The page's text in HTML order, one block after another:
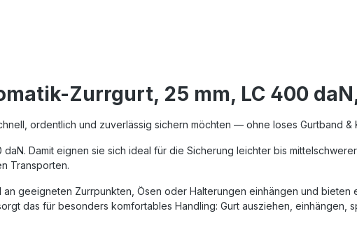
Zurrgurt, 25 mm, LC 400
ordentlich und zuverlässig sichern möchten — ohne loses Gurtband &
Damit eignen sie sich ideal für die Sicherung leichter bis
Transporten.
geeigneten Zurrpunkten, Ösen oder Halterungen einhängen und
das für besonders komfortables Handling: Gurt ausziehen, einhängen,